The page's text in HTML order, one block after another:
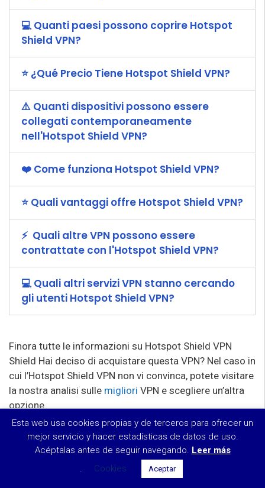
💻 Quanti paesi possono coprire Hotspot
Shield VPN?
️⭐️ ¿Qué Precio Tiene Hotspot Shield VPN?
⚠️ Quanti dispositivi possono essere
collegati contemporaneamente
nell'Hotspot Shield VPN?
❤️ Come funziona Hotspot Shield VPN?
⭐️ Quali vantaggi offre Hotspot Shield VPN?
⚡ ️ Quali altre VPN possono essere
contrattate con l'Hotspot Shield VPN?
💻 Quali altri servizi VPN stanno cercando
gli utenti Hotspot Shield VPN?
Finora tutte le informazioni su Hotspot Shield VPN
Shield Hai deciso di acquistare questa VPN? Nel caso in
cui l’Hotspot Shield VPN non vi convinca, potete visitare
la nostra analisi sulle migliori VPN e scegliere un’altra
opzione.
Risparmia il 38%!
$2.99
Al mese
Vedi offerta
Esta web usa cookies propias y de terceros para ofrecer un
mejor servicio y hacer estadísticas de datos de uso.
Acéptalas antes de seguir navegando. Leer más
.
Cookies Aceptar